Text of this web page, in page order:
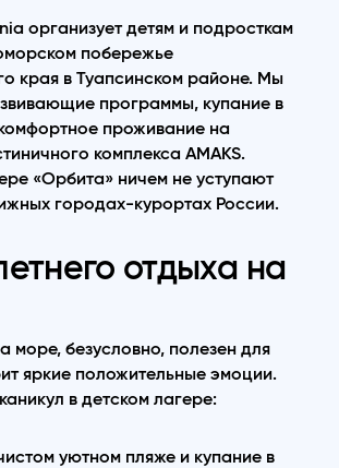
организует детям и подросткам
побережье
края в Туапсинском районе. Мы
программы, купание в
проживание на
комплекса AMAKS.
«Орбита» ничем не уступают
городах-курортах России.
отдыха на
море, безусловно, полезен для
яркие положительные эмоции.
в детском лагере:
уютном пляже и купание в